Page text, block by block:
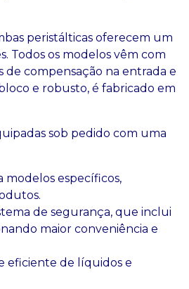
peristálticas oferecem um
Todos os modelos vêm com
de compensação na entrada e
e robusto, é fabricado em
sob pedido com uma
modelos específicos,
de segurança, que inclui
maior conveniência e
eficiente de líquidos e